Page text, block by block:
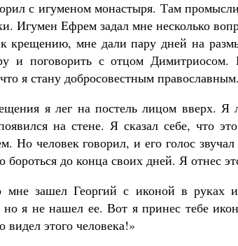
с игуменом монастыря. Там
Игумен Ефрем задал мне несколько
к крещению, мне дали пару дней на
и поговорить с отцом
я стану добросовестным
я лег на постель лицом вверх. Я
на стене. Я сказал себе, что
Но человек говорил, и его голос
бороться до конца своих дней. Я отнес
зашел Георгий с иконой в руках и
я не нашел ее. Вот я принес тебе
видел этого человека!»